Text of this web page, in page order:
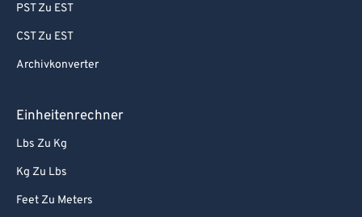
PST Zu EST
CST Zu EST
Archivkonverter
Einheitenrechner
Lbs Zu Kg
Kg Zu Lbs
Feet Zu Meters